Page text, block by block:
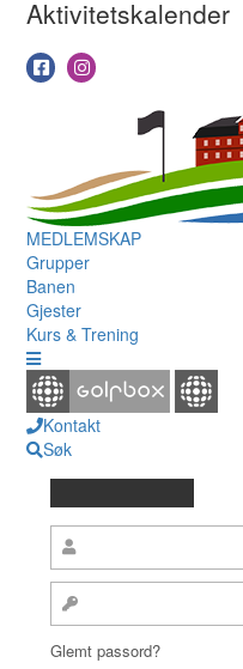
Aktivitetskalender
MEDLEMSKAP
Grupper
Banen
Gjester
Kurs & Trening
Kontakt
Søk
Glemt passord?